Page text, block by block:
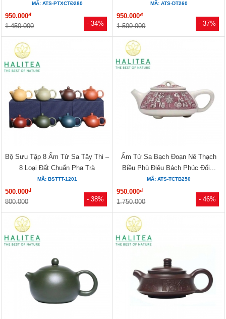
- 34%
MÃ: ATS-PTXCTĐ280
950.000đ
1.450.000 - 37%
MÃ: ATS-DT260
950.000đ
1.500.000
- 38%
Bộ Sưu Tập 8 Ấm Tử Sa Tây Thi –
8 Loại Đất Chuẩn Pha Trà
MÃ: BSTTT-1201
500.000đ
800.000 - 46%
Ấm Tử Sa Bạch Đoạn Nê Thạch
Biều Phù Điêu Bách Phúc Đổi...
MÃ: ATS-TCTB250
950.000đ
1.750.000